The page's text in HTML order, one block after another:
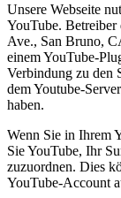
Unsere Webseite
YouTube.
Ave., San Bruno,
einem YouTube-
Verbindung zu den
dem Youtube-
haben.
Wenn Sie in Ihrem
Sie YouTube, Ihr
zuzuordnen. Dies
YouTube-Account